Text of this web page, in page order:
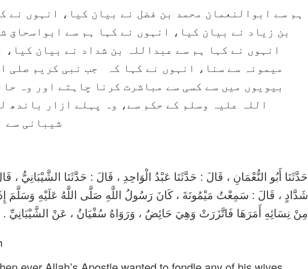
ہم سے ابوالنعمان محمد بن فضل نے بیان کیا، انہوں نے
بن زیاد نے بیان کیا، انہوں نے کہا ہم سے ابواسحاق
انہوں نے کہا ہم سے عبداللہ بن شداد نے بیان کیا،
میمونہ سے سنا، انہوں نے کہا کہ جب نبی کریم صلی
بیویوں میں سے کسی سے مباشرت کرنا چاہتے اور وہ
اللہ علیہ وسلم کے حکم سے، وہ پہلے ازار باندھ
شیبانی سے
حَدَّثَنَا أَبُو النُّعْمَانِ ، قَالَ : حَدَّثَنَا عَبْدُ الْوَاحِدِ ، قَالَ : حَدَّثَنَا الشَّيْبَانِيُّ ،
شَدَّادٍ ، قَالَ : سَمِعْتُ مَيْمُونَةَ ، كَانَ رَسُولُ اللَّهِ صَلَّى اللَّهُ عَلَيْهِ وَسَلَّمَ
مِنْ نِسَائِهِ أَمَرَهَا فَاتَّزَرَتْ وَهِيَ حَائِضٌ ، وَرَوَاهُ سُفْيَانُ ، عَنْ الشَّيْبَانِيِّ .